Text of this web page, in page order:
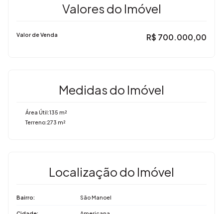
Valores do Imóvel
R$ 700.000,00
Valor de Venda
Medidas do Imóvel
Área Útil:135 m²
Terreno:273 m²
Localização do Imóvel
Bairro: São Manoel